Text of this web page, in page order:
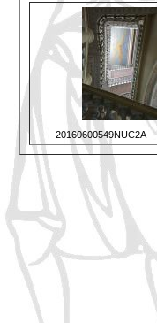
20160600549NUC2A